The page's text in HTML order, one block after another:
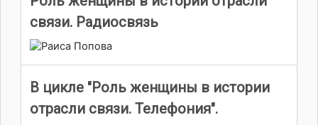
связи. Радиосвязь
В цикле "Роль женщины в истории
отрасли связи. Телефония".